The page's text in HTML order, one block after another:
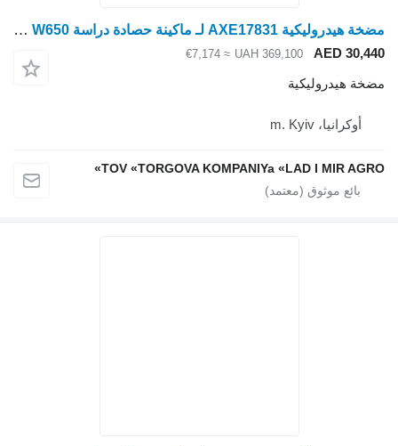
مضخة هيدروليكية AXE17831 لـ ماكينة حصادة دراسة John Deere S670, T670, W650
AED 30,440
UAH 369,100
≈ €7,174
مضخة هيدروليكية
أوكرانيا، m. Kyiv
TOV «TORGOVA KOMPANIYa «LAD I MIR AGRO»